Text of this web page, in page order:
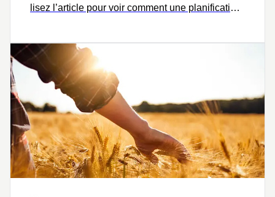
lisez l’article pour voir comment une planification